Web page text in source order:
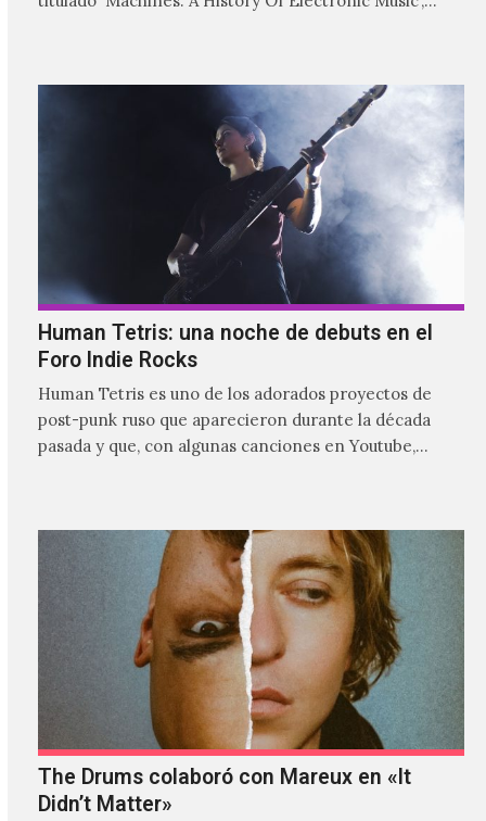
Human Tetris: una noche de debuts en el
Foro Indie Rocks
Human Tetris es uno de los adorados proyectos de
post-punk ruso que aparecieron durante la década
pasada y que, con algunas canciones en Youtube,
The Drums colaboró con Mareux en «It
Didn’t Matter»